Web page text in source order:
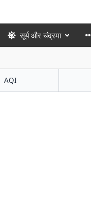
सूर्य और चंद्रमा
AQI